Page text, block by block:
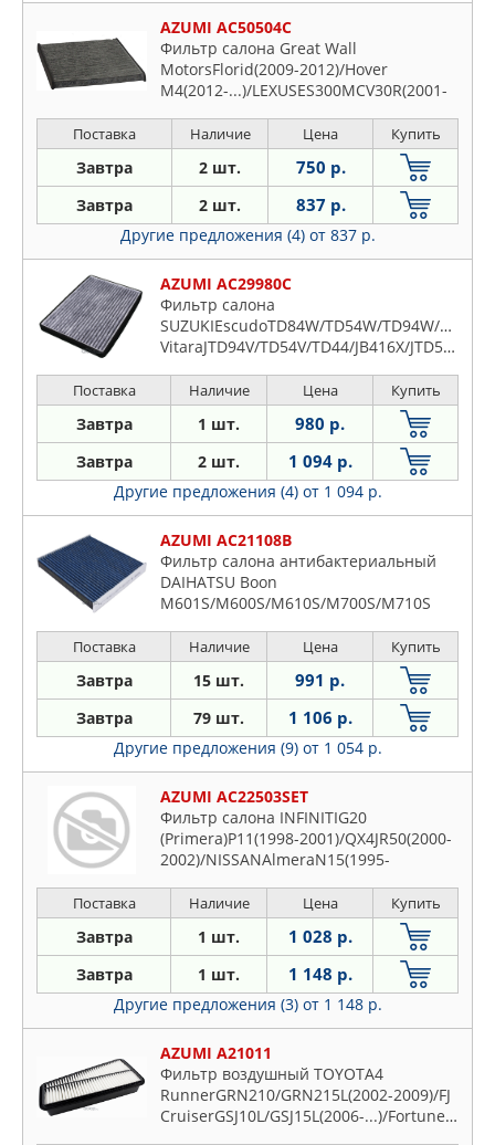
AZUMI AC50504C
Фильтр салона Great Wall
MotorsFlorid(2009-2012)/Hover
M4(2012-...)/LEXUSES300MCV30R(2001-
2009)/RX330MCU38(2003-2006)/RX350G
Поставка Наличие Цена Купить
Завтра 2 шт. 750 р.
Завтра 2 шт. 837 р.
Другие предложения (4) от 837 р.
AZUMI AC29980C
Фильтр салона
SUZUKIEscudoTD84W/TD54W/TD94W/
VitaraJTD94V/TD54V/TD44/JB416X/JTD54V/
LHD/JB424W LHD/JB
Поставка Наличие Цена Купить
Завтра 1 шт. 980 р.
Завтра 2 шт. 1 094 р.
Другие предложения (4) от 1 094 р.
AZUMI AC21108B
Фильтр салона антибактериальный
DAIHATSU Boon
M601S/M600S/M610S/M700S/M710S
2012)/ Materia M402S (2006-2009)/
Mebius ZVW41N (2013-2021)/ Thor
M910S (2016-...)/JAGUAR F-Pace X761
(2018-...)/LAND ROVER Discovery V L46
Поставка Наличие Цена Купить
Завтра 15 шт. 991 р.
Завтра 79 шт. 1 106 р.
Другие предложения (9) от 1 054 р.
AZUMI AC22503SET
Фильтр салона INFINITIG20
(Primera)P11(1998-2001)/QX4JR50(2000-
2002)/NISSANAlmeraN15(1995-
Поставка Наличие Цена Купить
Завтра 1 шт. 1 028 р.
Завтра 1 шт. 1 148 р.
Другие предложения (3) от 1 148 р.
AZUMI A21011
Фильтр воздушный TOYOTA4
RunnerGRN210/GRN215L(2002-2009)/FJ
CruiserGSJ10L/GSJ15L(2006-...)/